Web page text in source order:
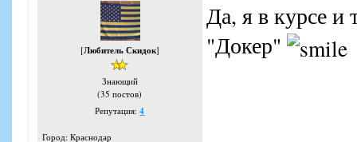
[Любитель Скидок]
Знающий
(35 постов)
Репутация:4
Город: Краснодар
Да, я в курсе и
"Докер"